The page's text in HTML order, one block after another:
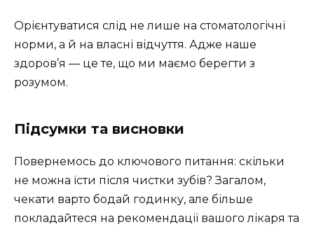
Орієнтуватися слід не лише на стоматологічні
норми, а й на власні відчуття. Адже наше
здоров’я — це те, що ми маємо берегти з
розумом.
Підсумки та висновки
Повернемось до ключового питання: скільки
не можна їсти після чистки зубів? Загалом,
чекати варто бодай годинку, але більше
покладайтеся на рекомендації вашого лікаря та